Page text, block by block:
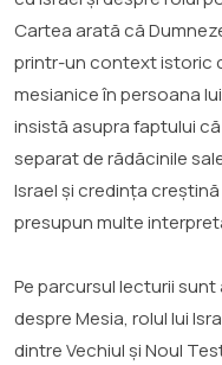
Cartea arată că
printr-un context istoric
mesianice în persoana
insistă asupra faptului
separat de rădăcinile
Israel și credința
presupun multe
Pe parcursul lecturii
despre Mesia, rolul lui
dintre Vechiul și Noul